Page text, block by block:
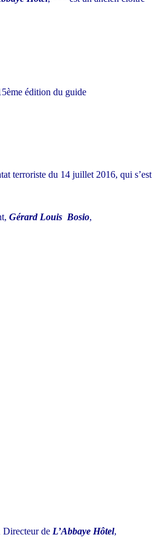
édition du guide
terroriste du 14 juillet 2016, qui s’est
Gérard Louis Bosio,
Directeur de L’Abbaye Hôtel,